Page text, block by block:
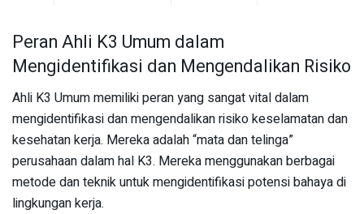
Peran Ahli K3 Umum dalam
Mengidentifikasi dan Mengendalikan Risiko
Ahli K3 Umum memiliki peran yang sangat vital dalam
mengidentifikasi dan mengendalikan risiko keselamatan dan
kesehatan kerja. Mereka adalah “mata dan telinga”
perusahaan dalam hal K3. Mereka menggunakan berbagai
metode dan teknik untuk mengidentifikasi potensi bahaya di
lingkungan kerja.